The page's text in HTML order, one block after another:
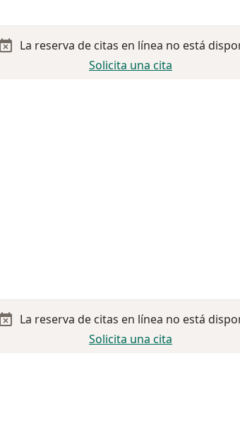
La reserva de citas en línea no está
Solicita una cita
La reserva de citas en línea no está
Solicita una cita